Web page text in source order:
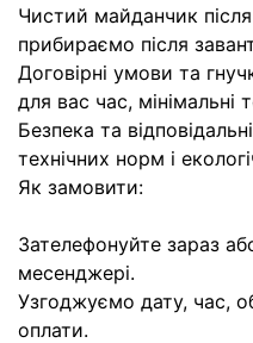
Чистий майданчик
прибираємо після
Договірні умови та
для вас час, мінімальні
Безпека та
технічних норм і
Як замовити:
Зателефонуйте зараз
месенджері.
Узгоджуємо дату, час,
оплати.